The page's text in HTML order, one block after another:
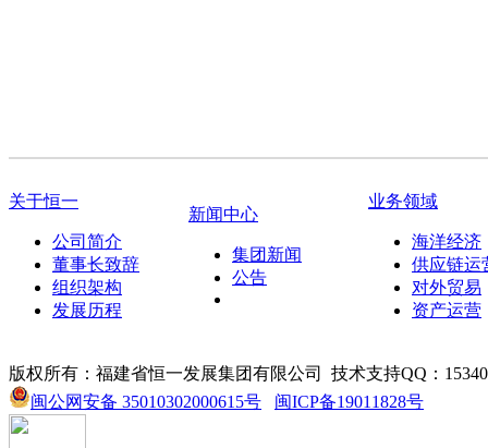
关于恒一
公司简介
董事长致辞
组织架构
发展历程
新闻中心
集团新闻
公告
业务领域
海洋经济
供应链运
对外贸易
资产运营
版权所有：福建省恒一发展集团有限公司 技术支持QQ：
闽公网安备 35010302000615号
闽ICP备19011828号